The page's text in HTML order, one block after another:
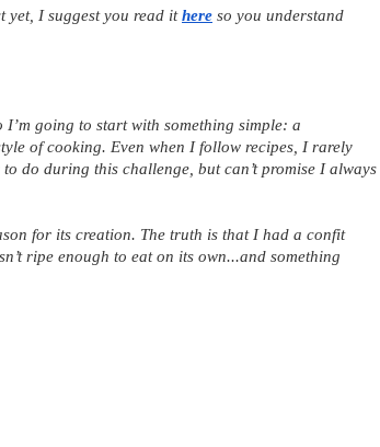
yet, I suggest you read it here so you understand
going to start with something simple: a
of cooking. Even when I follow recipes, I rarely
do during this challenge, but can’t promise I always
for its creation. The truth is that I had a confit
ripe enough to eat on its own...and something